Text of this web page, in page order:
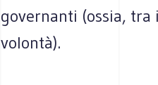
governanti (ossia, tra
volontà).